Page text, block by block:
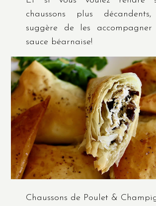
chaussons plus
suggère de les accompagner
sauce béarnaise!
Chaussons de Poulet &